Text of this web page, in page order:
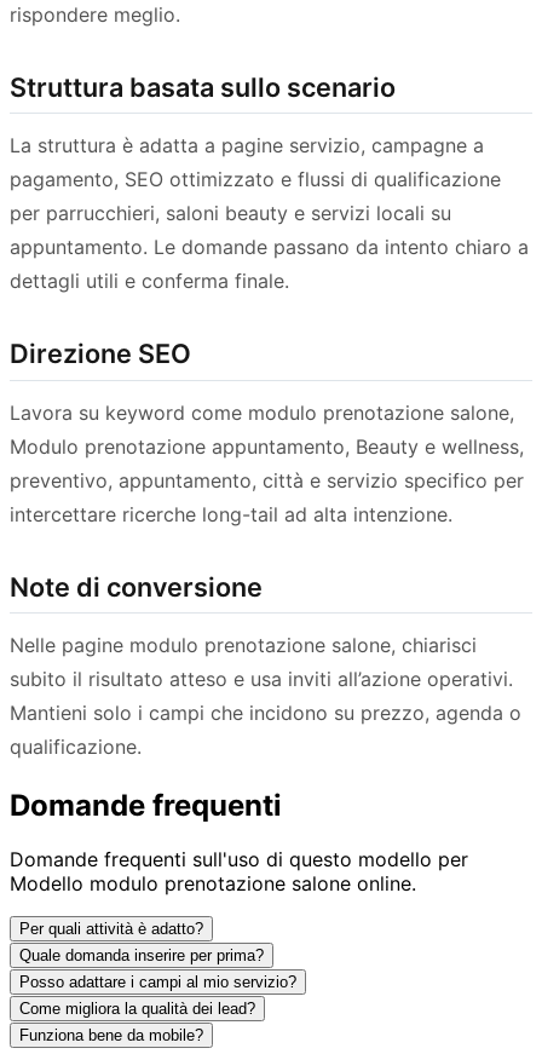
rispondere meglio.
Struttura basata sullo scenario
La struttura è adatta a pagine servizio, campagne a
pagamento, SEO ottimizzato e flussi di qualificazione
per parrucchieri, saloni beauty e servizi locali su
appuntamento. Le domande passano da intento chiaro a
dettagli utili e conferma finale.
Direzione SEO
Lavora su keyword come modulo prenotazione salone,
Modulo prenotazione appuntamento, Beauty e wellness,
preventivo, appuntamento, città e servizio specifico per
intercettare ricerche long-tail ad alta intenzione.
Note di conversione
Nelle pagine modulo prenotazione salone, chiarisci
subito il risultato atteso e usa inviti all’azione operativi.
Mantieni solo i campi che incidono su prezzo, agenda o
qualificazione.
Domande frequenti
Domande frequenti sull'uso di questo modello per
Modello modulo prenotazione salone online.
Per quali attività è adatto?
Quale domanda inserire per prima?
Posso adattare i campi al mio servizio?
Come migliora la qualità dei lead?
Funziona bene da mobile?